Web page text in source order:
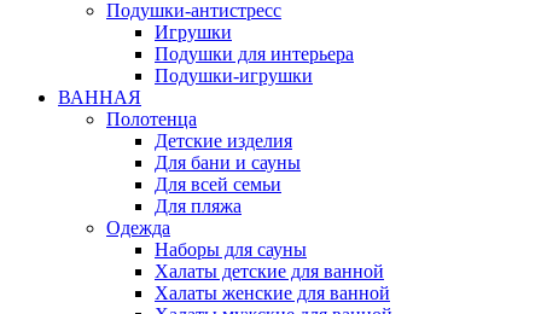
Подушки-антистресс
Игрушки
Подушки для интерьера
Подушки-игрушки
ВАННАЯ
Полотенца
Детские изделия
Для бани и сауны
Для всей семьи
Для пляжа
Одежда
Наборы для сауны
Халаты детские для ванной
Халаты женские для ванной